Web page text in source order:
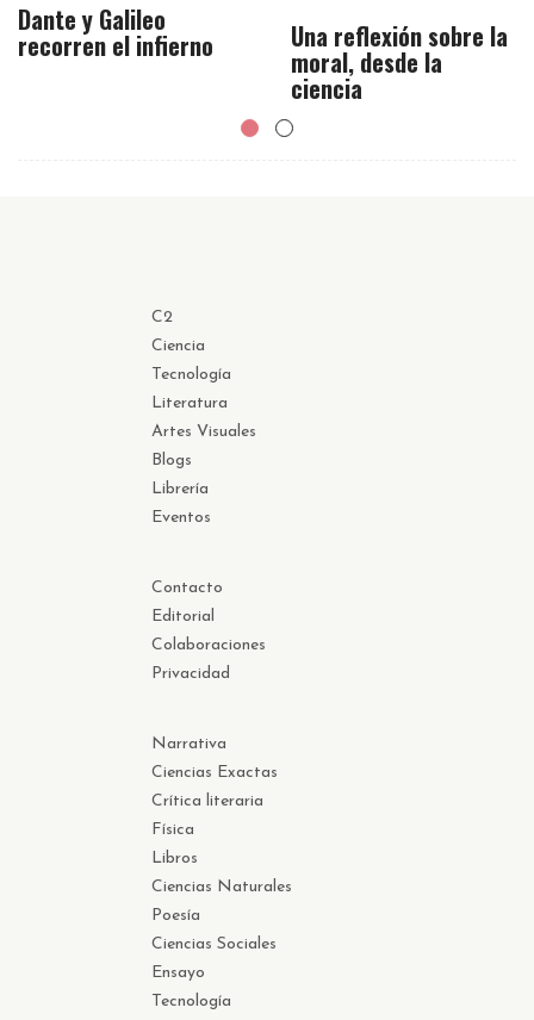
Dante y Galileo
recorren el infierno Una reflexión sobre la
moral, desde la
ciencia
C2
Ciencia
Tecnología
Literatura
Artes Visuales
Blogs
Librería
Eventos
Contacto
Editorial
Colaboraciones
Privacidad
Narrativa
Ciencias Exactas
Crítica literaria
Física
Libros
Ciencias Naturales
Poesía
Ciencias Sociales
Ensayo
Tecnología